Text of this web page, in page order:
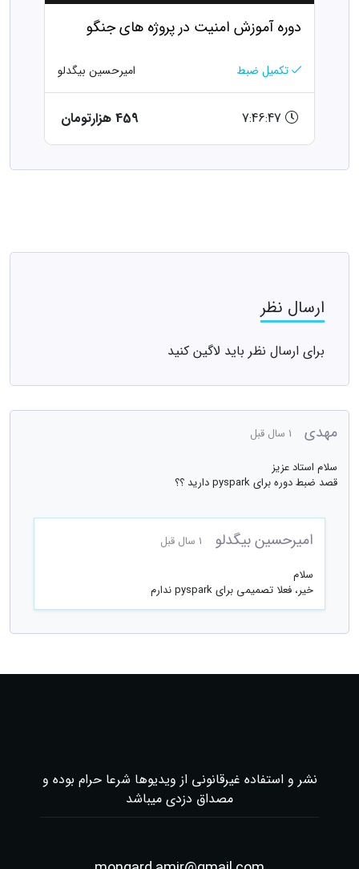
دوره آموزش امنیت در پروژه های جنگو
تکمیل ضبط امیرحسین بیگدلو
459 هزارتومان
ارسال نظر
برای ارسال نظر باید لاگین کنید
مهدی
1 سال قبل
سلام استاد عزیز
قصد ضبط دوره برای pyspark دارید ؟؟
امیرحسین بیگدلو
1 سال قبل
سلام
خیر، فعلا تصمیمی برای pyspark ندارم
نشر و استفاده غیرقانونی از ویدیوها شرعا حرام بوده و
مصداق دزدی میباشد